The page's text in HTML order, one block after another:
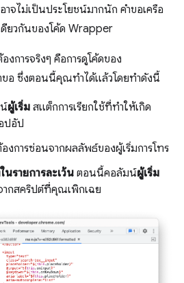
าจไม่เป็นประโยชน์มากนัก คำขอเครือ
ยวกันของโค้ด Wrapper
ารจริงๆ คือการดูโค้ดของ
อ ซึ่งตอนนี้คุณทำได้แล้วโดยทำดังนี้
ผู้เริ่ม สแต็กการเรียกใช้ที่ทำให้เกิด
ปอัป
งการซ่อนจากผลลัพธ์ของผู้เริ่มการโทร
รายการละเว้น ตอนนี้คอลัมน์ผู้เริ่ม
ากสคริปต์ที่คุณเพิกเฉย